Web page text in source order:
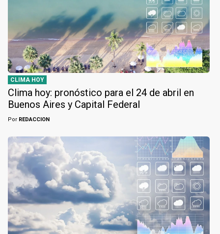
CLIMA HOY
Clima hoy: pronóstico para el 24 de abril en
Buenos Aires y Capital Federal
Por REDACCION